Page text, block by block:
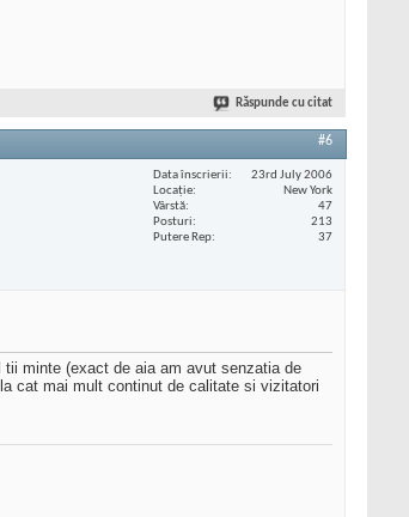
Răspunde cu citat
#6
Data înscrierii
23rd July 2006
Locaţie
New York
Vârstă
47
Posturi
213
Putere Rep
37
minte (exact de aia am avut senzatia de
cat mai mult continut de calitate si vizitatori